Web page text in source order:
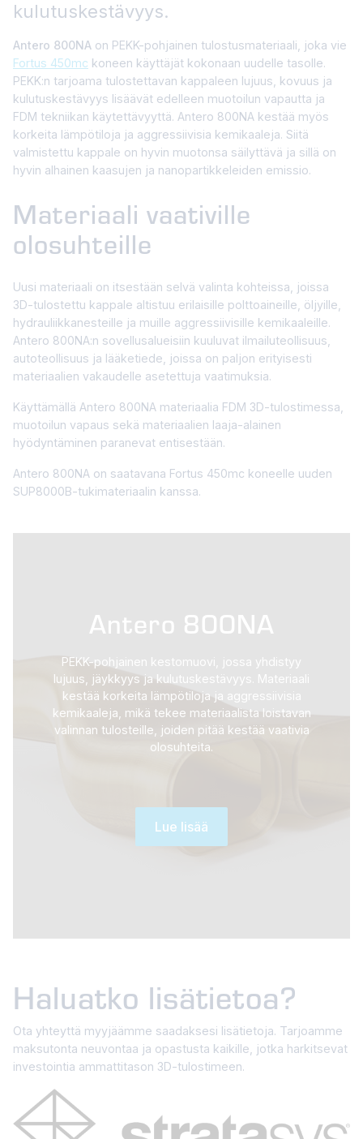
kulutuskestävyys.
Antero 800NA on PEKK-pohjainen tulostusmateriaali, joka vie
Fortus 450mc koneen käyttäjät kokonaan uudelle tasolle.
PEKK:n tarjoama tulostettavan kappaleen lujuus, kovuus ja
kulutuskestävyys lisäävät edelleen muotoilun vapautta ja
FDM tekniikan käytettävyyttä. Antero 800NA kestää myös
korkeita lämpötiloja ja aggressiivisia kemikaaleja. Siitä
valmistettu kappale on hyvin muotonsa säilyttävä ja sillä on
hyvin alhainen kaasujen ja nanopartikkeleiden emissio.
Materiaali vaativille
olosuhteille
Uusi materiaali on itsestään selvä valinta kohteissa, joissa
3D-tulostettu kappale altistuu erilaisille polttoaineille, öljyille,
hydrauliikkanesteille ja muille aggressiivisille kemikaaleille.
Antero 800NA:n sovellusalueisiin kuuluvat ilmailuteollisuus,
autoteollisuus ja lääketiede, joissa on paljon erityisesti
materiaalien vakaudelle asetettuja vaatimuksia.
Käyttämällä Antero 800NA materiaalia FDM 3D-tulostimessa,
muotoilun vapaus sekä materiaalien laaja-alainen
hyödyntäminen paranevat entisestään.
Antero 800NA on saatavana Fortus 450mc koneelle uuden
SUP8000B-tukimateriaalin kanssa.
Antero 800NA
PEKK-pohjainen kestomuovi, jossa yhdistyy
lujuus, jäykkyys ja kulutuskestävyys. Materiaali
kestää korkeita lämpötiloja ja aggressiivisia
kemikaaleja, mikä tekee materiaalista loistavan
valinnan tulosteille, joiden pitää kestää vaativia
olosuhteita.
Lue lisää
Haluatko lisätietoa?
Ota yhteyttä myyjäämme saadaksesi lisätietoja. Tarjoamme
maksutonta neuvontaa ja opastusta kaikille, jotka harkitsevat
investointia ammattitason 3D-tulostimeen.